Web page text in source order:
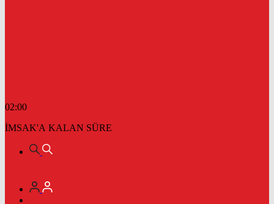
02:00
İMSAK'A KALAN SÜRE